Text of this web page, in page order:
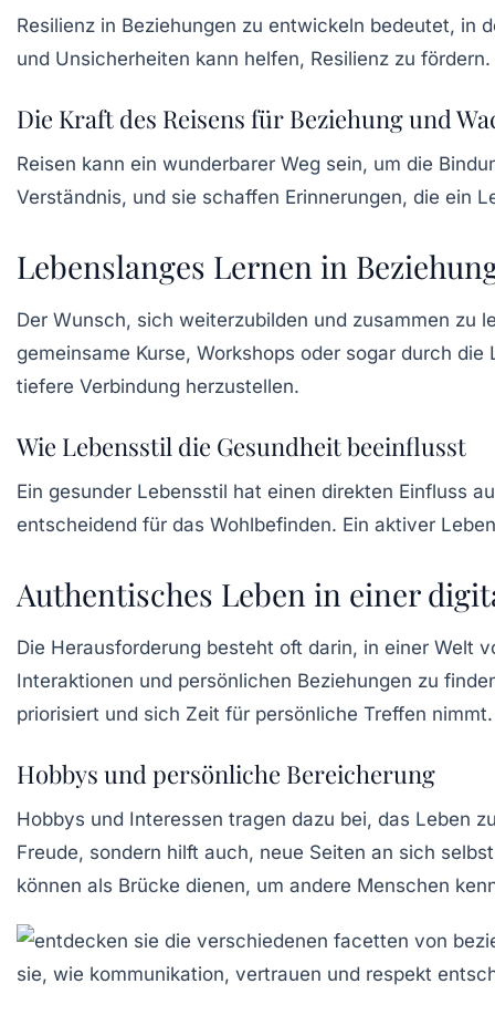
Resilienz in Beziehungen zu entwickeln bedeutet, in
und Unsicherheiten kann helfen, Resilienz zu
Die Kraft des Reisens für Beziehung und
Reisen kann ein wunderbarer Weg sein, um die
Verständnis, und sie schaffen Erinnerungen, die ein
Lebenslanges Lernen in
Der Wunsch, sich weiterzubilden und zusammen zu
gemeinsame Kurse, Workshops oder sogar durch
tiefere Verbindung herzustellen.
Wie Lebensstil die Gesundheit beeinflusst
Ein gesunder Lebensstil hat einen direkten Einfluss
entscheidend für das Wohlbefinden. Ein aktiver
Authentisches Leben in einer
Die Herausforderung besteht oft darin, in einer Welt
Interaktionen und persönlichen Beziehungen zu
priorisiert und sich Zeit für persönliche Treffen nimmt.
Hobbys und persönliche Bereicherung
Hobbys und Interessen tragen dazu bei, das Leben
Freude, sondern hilft auch, neue Seiten an sich
können als Brücke dienen, um andere Menschen